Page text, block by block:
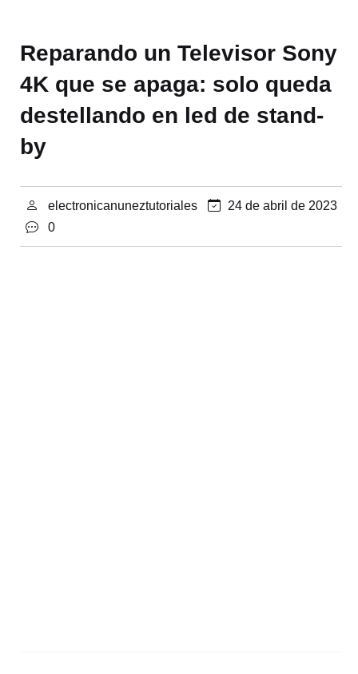
Reparando un Televisor Sony
4K que se apaga: solo queda
destellando en led de stand-
by
electronicanuneztutoriales
24 de abril de 2023
0